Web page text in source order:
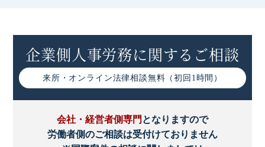
企業側人事労務に関するご相談
来所・オンライン法律相談無料（初回1時間）
会社・経営者側専門 となりますので
労働者側のご相談は受付けておりません